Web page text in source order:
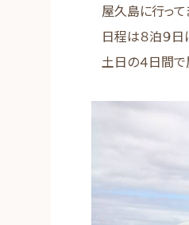
屋久島に行って
日程は８泊９日
土日の４日間で